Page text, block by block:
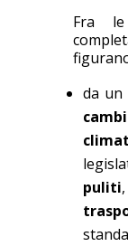
Fra
da un
puliti